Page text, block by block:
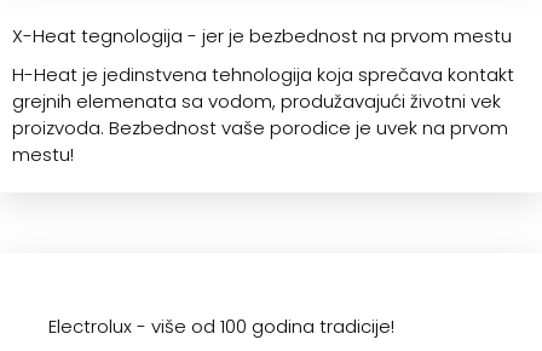
X-Heat tegnologija - jer je bezbednost na prvom mestu
H-Heat je jedinstvena tehnologija koja sprečava kontakt
grejnih elemenata sa vodom, produžavajući životni vek
proizvoda. Bezbednost vaše porodice je uvek na prvom
mestu!
Electrolux - više od 100 godina tradicije!